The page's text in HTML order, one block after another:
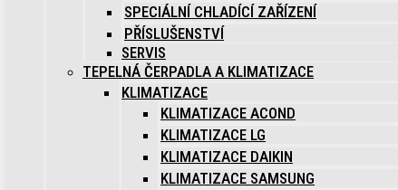
SPECIÁLNÍ CHLADÍCÍ ZAŘÍZENÍ
PŘÍSLUŠENSTVÍ
SERVIS
TEPELNÁ ČERPADLA A KLIMATIZACE
KLIMATIZACE
KLIMATIZACE ACOND
KLIMATIZACE LG
KLIMATIZACE DAIKIN
KLIMATIZACE SAMSUNG